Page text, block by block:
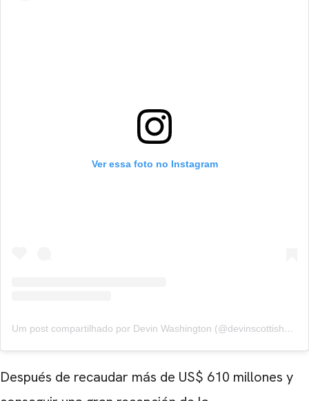
Ver essa foto no Instagram
Um post compartilhado por Devin Washington (@devinscottishere)
Después de recaudar más de US$ 610 millones y